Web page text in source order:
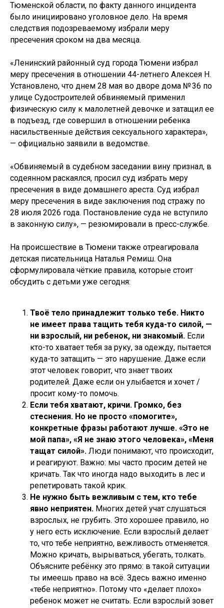
Тюменской области, по факту данного инцидента
было инициировано уголовное дело. На время
следствия подозреваемому избрали меру
пресечения сроком на два месяца.
«Ленинский районный суд города Тюмени избрал
меру пресечения в отношении 44-летнего Алексея Н.
Установлено, что днем 28 мая во дворе дома № 36 по
улице Судостроителей обвиняемый применил
физическую силу к малолетней девочке и затащил ее
в подъезд, где совершил в отношении ребенка
насильственные действия сексуального характера»,
— официально заявили в ведомстве.
«Обвиняемый в судебном заседании вину признал, в
содеянном раскаялся, просил суд избрать меру
пресечения в виде домашнего ареста. Суд избрал
меру пресечения в виде заключения под стражу по
28 июля 2026 года. Постановление суда не вступило
в законную силу», — резюмировали в пресс-службе.
На происшествие в Тюмени также отреагировала
детская писательница Наталья Ремиш. Она
сформулировала чёткие правила, которые стоит
обсудить с детьми уже сегодня:
Твоё тело принадлежит только тебе. Никто
не имеет права тащить тебя куда-то силой, —
ни взрослый, ни ребенок, ни знакомый. Если
кто-то хватает тебя за руку, за одежду, пытается
куда-то затащить — это нарушение. Даже если
этот человек говорит, что знает твоих
родителей. Даже если он улыбается и хочет /
просит кому-то помочь.
Если тебя хватают, кричи. Громко, без
стеснения. Но не просто «помогите»,
конкретные фразы работают лучше. «Это не
мой папа», «Я не знаю этого человека», «Меня
тащат силой». Люди понимают, что происходит,
и реагируют. Важно: мы часто просим детей не
кричать. Так что иногда надо выходить в лес и
репетировать такой крик.
Не нужно быть вежливым с тем, кто тебе
явно неприятен. Многих детей учат слушаться
взрослых, не грубить. Это хорошее правило, но
у него есть исключение. Если взрослый делает
то, что тебе неприятно, вежливость отменяется.
Можно кричать, вырываться, убегать, толкать.
Объясните ребёнку это прямо: в такой ситуации
ты имеешь право на всё. Здесь важно именно
«тебе неприятно». Потому что «делает плохо»
ребенок может не считать. Если взрослый зовет